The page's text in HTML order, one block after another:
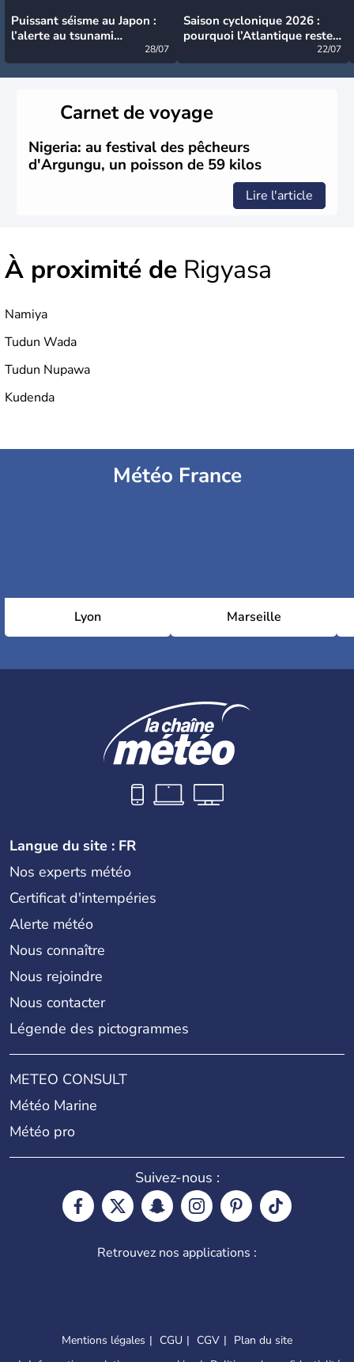
Puissant séisme au Japon :
l’alerte au tsunami
28/07
Saison cyclonique 2026 :
pourquoi l’Atlantique reste
22/07
Carnet de voyage
Nigeria: au festival des pêcheurs
d'Argungu, un poisson de 59 kilos
Lire l'article
À proximité de Rigyasa
Namiya
Tudun Wada
Tudun Nupawa
Kudenda
Météo France
Lyon Marseille
Langue du site : FR
Nos experts météo
Certificat d'intempéries
Alerte météo
Nous connaître
Nous rejoindre
Nous contacter
Légende des pictogrammes
METEO CONSULT
Météo Marine
Météo pro
Suivez-nous :
Retrouvez nos applications :
Mentions légales CGU CGV
Plan du site